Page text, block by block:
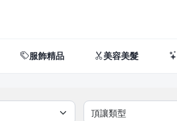
服飾精品 美容美髮